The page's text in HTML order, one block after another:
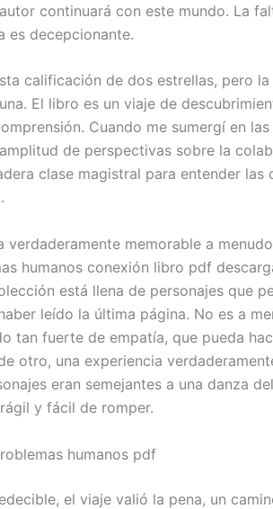
continuará con este mundo. La
es decepcionante.
calificación de dos estrellas, pero
El libro es un viaje de
Cuando me sumergí en
de perspectivas sobre la
clase magistral para entender las
verdaderamente memorable a
humanos conexión libro pdf
está llena de personajes que
leído la última página. No es a
tan fuerte de empatía, que pueda
otro, una experiencia
eran semejantes a una danza
y fácil de romper.
humanos pdf
el viaje valió la pena, un